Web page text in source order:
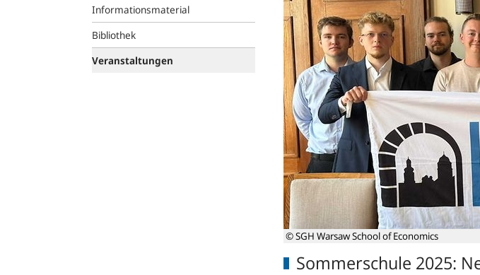
Informationsmaterial
Bibliothek
Veranstaltungen
© SGH Warsaw School of Economics
Sommerschule 2025: